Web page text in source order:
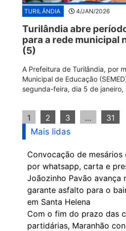
TURILÂNDIA 4/JAN/2026
Turilândia abre
para a rede municipal
(5)
A Prefeitura de Turilândia, por
Municipal de Educação
segunda-feira, dia 5 de
1 2 3 …
31
Mais lidas
Convocação de
por whatsapp, carta e
Joãozinho Pavão avança
garante asfalto para o
em Santa Helena
Com o fim do prazo das
partidárias, Maranhão